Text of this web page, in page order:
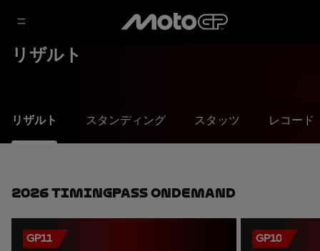
リザルト
リザルト スタンディング スタッツ レコード
2026 TimingPass OnDemand
GP11 GP10